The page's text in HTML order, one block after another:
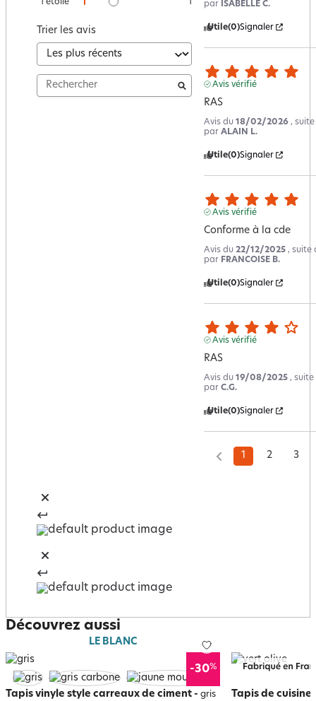
étoile
Trier les avis
par ISABELLE C.
Utile(0)Signaler
Avis vérifié
RAS
Avis du 18/02/2026 ,
par ALAIN L.
Utile(0)Signaler
Avis vérifié
Conforme à la cde
Avis du 22/12/2025 , suite
par FRANCOISE B.
Utile(0)Signaler
Avis vérifié
RAS
Avis du 19/08/2025 , suite
par C.G.
Utile(0)Signaler
1 2 3
Découvrez aussi
LE BLANC
-30%
Tapis vinyle style carreaux de ciment - gris Tapis de cuisine